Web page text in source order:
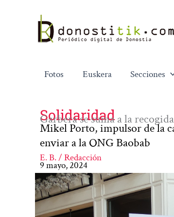
contenido
Fotos Euskera Secciones
Solidaridad
Garbera se suma a la
Mikel Porto, impulsor de la
enviar a la ONG Baobab
E. B. / Redacción
9 mayo, 2024